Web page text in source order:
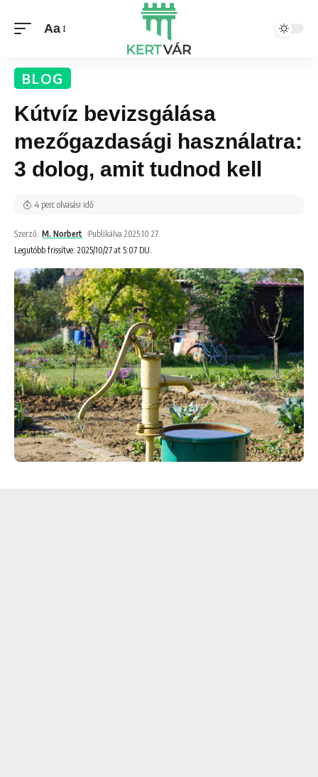
Aa
BLOG
Kútvíz bevizsgálása
mezőgazdasági használatra:
3 dolog, amit tudnod kell
Legutóbb frissítve: 2025/10/27 at 5:07 DU.
Szerző: M. Norbert Publikálva 2025.10.27.
4 perc olvasási idő